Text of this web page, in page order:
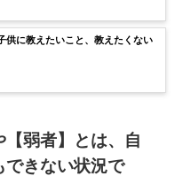
供に教えたいこと、教えたくない
弱者】とは、自
できない状況で